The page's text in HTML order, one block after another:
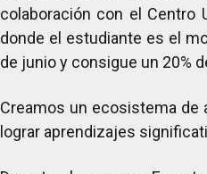
colaboración con el Centro
donde el estudiante es el
de junio y consigue un 20%
Creamos un ecosistema de
lograr aprendizajes